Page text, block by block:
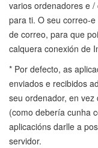
varios ordenadores e
para ti. O seu correo-
de correo, para que
calquera conexión de
* Por defecto, as
enviados e recibidos
seu ordenador, en
(como debería cunha
aplicacións darlle a
servidor.